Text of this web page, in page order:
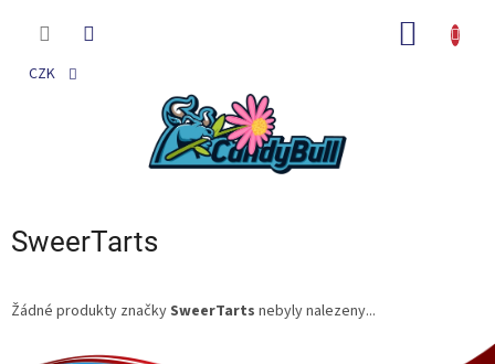
CZK
SweerTarts
Žádné produkty značkySweerTarts nebyly nalezeny...